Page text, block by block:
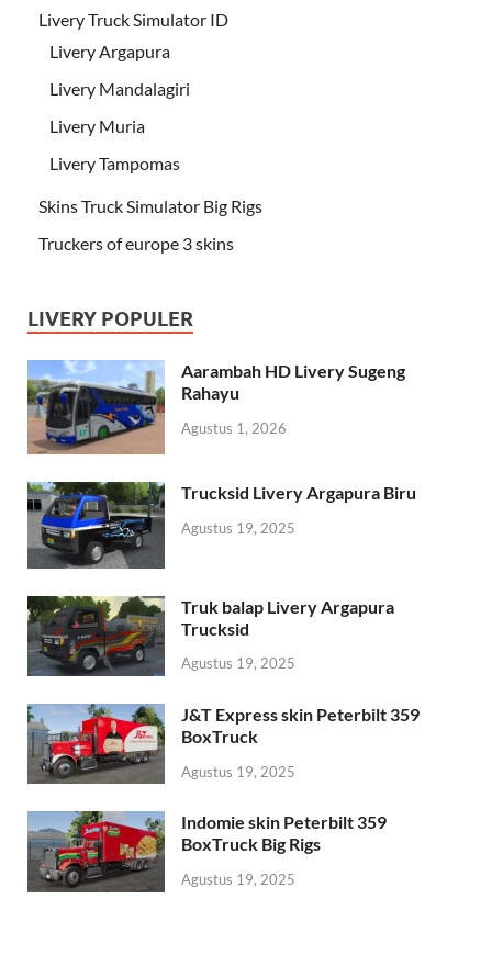
Livery Truck Simulator ID
Livery Argapura
Livery Mandalagiri
Livery Muria
Livery Tampomas
Skins Truck Simulator Big Rigs
Truckers of europe 3 skins
LIVERY POPULER
Aarambah HD Livery Sugeng
Rahayu
Agustus 1, 2026
Trucksid Livery Argapura Biru
Agustus 19, 2025
Truk balap Livery Argapura
Trucksid
Agustus 19, 2025
J&T Express skin Peterbilt 359
BoxTruck
Agustus 19, 2025
Indomie skin Peterbilt 359
BoxTruck Big Rigs
Agustus 19, 2025